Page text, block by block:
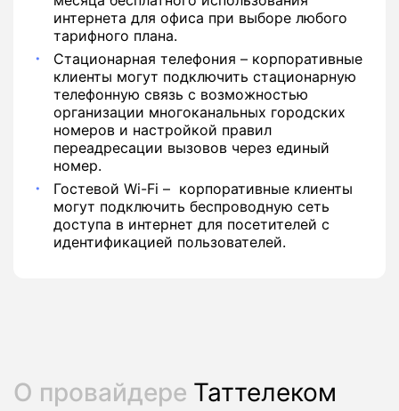
интернета для офиса при выборе любого
тарифного плана.
Стационарная телефония – корпоративные
клиенты могут подключить стационарную
телефонную связь с возможностью
организации многоканальных городских
номеров и настройкой правил
переадресации вызовов через единый
номер.
Гостевой Wi-Fi – корпоративные клиенты
могут подключить беспроводную сеть
доступа в интернет для посетителей с
идентификацией пользователей.
О провайдере Таттелеком